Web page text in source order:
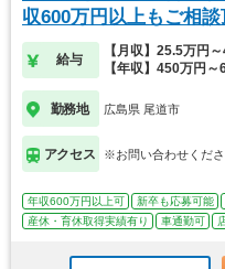
収600万円以上もご相談
給与
【月収】25.5万円
【年収】450万円～
勤務地 広島県 尾道市
アクセス ※お問い合わせくだ
年収600万円以上可 新卒も応募可能
産休・育休取得実績有り
車通勤可